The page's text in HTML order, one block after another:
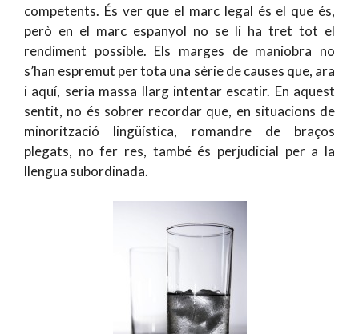
competents. És ver que el marc legal és el que és,
però en el marc espanyol no se li ha tret tot el
rendiment possible. Els marges de maniobra no
s’han espremut per tota una sèrie de causes que, ara
i aquí, seria massa llarg intentar escatir. En aquest
sentit, no és sobrer recordar que, en situacions de
minorització lingüística, romandre de braços
plegats, no fer res, també és perjudicial per a la
llengua subordinada.